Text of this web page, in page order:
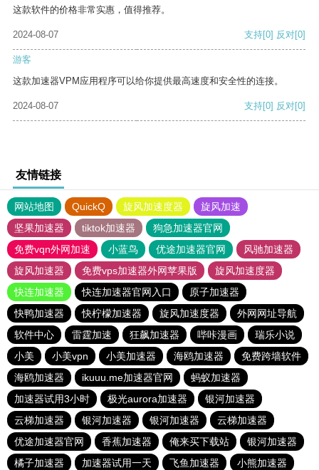
这款软件的价格非常实惠，值得推荐。
2024-08-07 支持[0] 反对[0]
游客
这款加速器VPM应用程序可以给你提供最高速度和安全性的连接。
2024-08-07 支持[0] 反对[0]
友情链接
网站地图 QuickQ 旋风加速度器
旋风加速
坚果加速器
tiktok加速器
狗急加速器官网
免费vqn外网加速
小蓝鸟 优途加速器官网
风驰加速器
旋风加速器
免费vps加速器外网苹果版
旋风加速度器
快连加速器
快连加速器官网入口
原子加速器
快鸭加速器
快柠檬加速器 旋风加速度器
外网网址导航
软件中心
雷霆加速 狂飙加速器 哔咔漫画
瑞乐小说
小美
小美vpn 小美加速器 海鸥加速器
免费跨墙软件
海鸥加速器
ikuuu.me加速器官网
蚂蚁加速器
加速器试用3小时
极光aurora加速器
银河加速器
云梯加速器
银河加速器 银河加速器
云梯加速器
优途加速器官网
香蕉加速器 俺来买下载站
银河加速器
橘子加速器
加速器试用一天 飞鱼加速器 小熊加速器